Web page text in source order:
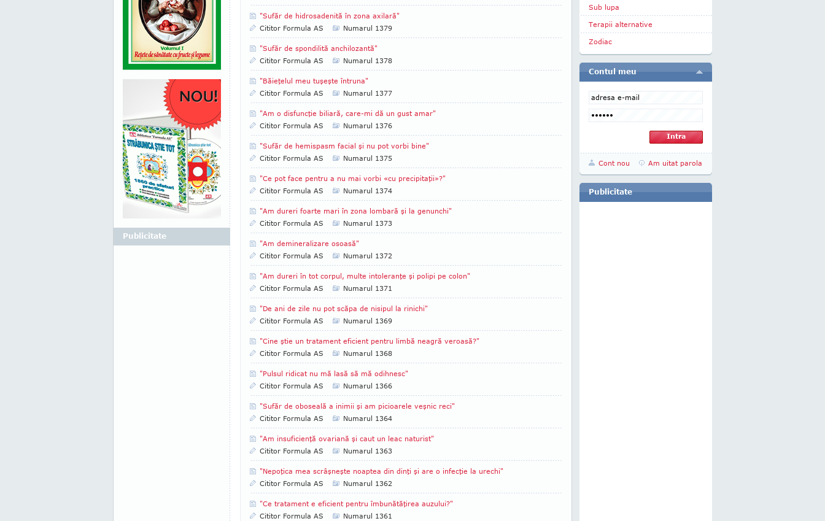
"Sufăr de hidrosadenită în zona axilară"
Cititor Formula AS
Numarul 1379
"Sufăr de spondilită anchilozantă"
Cititor Formula AS
Numarul 1378
"Băieţelul meu tuşeşte întruna"
Cititor Formula AS
Numarul 1377
"Am o disfuncţie biliară, care-mi dă un gust amar"
Cititor Formula AS
Numarul 1376
"Sufăr de hemispasm facial şi nu pot vorbi bine"
Cititor Formula AS
Numarul 1375
"Ce pot face pentru a nu mai vorbi «cu precipitaţii»?"
Cititor Formula AS
Numarul 1374
"Am dureri foarte mari în zona lombară şi la genunchi"
Cititor Formula AS
Numarul 1373
"Am demineralizare osoasă"
Cititor Formula AS
Numarul 1372
"Am dureri în tot corpul, multe intoleranţe şi polipi pe colon"
Cititor Formula AS
Numarul 1371
"De ani de zile nu pot scăpa de nisipul la rinichi"
Cititor Formula AS
Numarul 1369
"Cine ştie un tratament eficient pentru limbă neagră veroasă?"
Cititor Formula AS
Numarul 1368
"Pulsul ridicat nu mă lasă să mă odihnesc"
Cititor Formula AS
Numarul 1366
"Sufăr de oboseală a inimii şi am picioarele veşnic reci"
Cititor Formula AS
Numarul 1364
"Am insuficienţă ovariană şi caut un leac naturist"
Cititor Formula AS
Numarul 1363
"Nepoţica mea scrâşneşte noaptea din dinţi şi are o infecţie la urechi"
Cititor Formula AS
Numarul 1362
"Ce tratament e eficient pentru îmbunătăţirea auzului?"
Cititor Formula AS
Numarul 1361
Publicitate
Sub lupa
Terapii alternative
Zodiac
Contul meu
Cont nou Am uitat parola
Publicitate